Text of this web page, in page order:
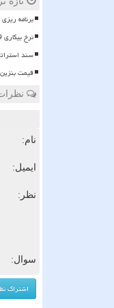
برنامه
نرخ بیکاری 9 و یک دهم درصد شد
سند
قیمت
نام:
ایمیل:
نظر:
سوال: